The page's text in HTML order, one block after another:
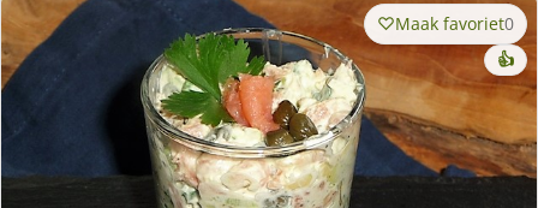
Maak favoriet0
👍